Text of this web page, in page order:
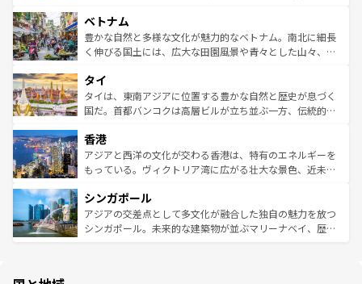
参照してほしい。
容にもいいと評判のスイーツなど、バラエティ豊かな料理
が味わえる。 なお、新着の台湾情報は コンテンツ一覧を参
照してほしい。
き、地方に足を延ばせば四季折々の自然美を楽しむことが
できる。そして、キムチや焼肉、絶品のストリートフード
まで、さまざまな韓国料理が待っている。夜には、韓国な
リティに包まれながら、韓国の多彩な魅力を心ゆくまで味
わってみてほしい。 なお、新着の韓国情報はコンテンツ一
覧を参照してほしい。
ベトナム
豊かな自然と多様な文化が魅力的なベトナム。南北に細長
く伸びる国土には、広大な田園風景や青々とした山々、世
急速な発展と共に伝統が息づく。ハノイの古い町並みやホ
ーチミン市のフランス統治時代の建物も、独特の雰囲気を
醸し出している。また、バラエティの豊かさとおいしさで
とつ。フォーやバインミー、ベトナムコーヒーなどは、ぜ
ひ現地で味わいたい。どの地域を訪れてもあたたかい人々
が旅行者を迎えてくれるので、きっと忘れられない旅にな
参照してほしい。
タイ
タイは、東南アジアに位置する豊かな自然と歴史が息づく
国だ。首都バンコクは高層ビルが立ち並ぶ一方、伝統的な
の活気が交差している。北部ではチェンマイなどの山岳地
帯で自然と触れ合い、南部ではプーケットやクラビの美し
いビーチでリゾート気分を楽しむことができる。タイ料理
激する。気候は一年中温暖で、どの季節にも異なる楽しみ
が待っている。親しみやすいタイの人々、仏教を中心とし
た文化、そして多様な観光資源が、訪れる旅人を魅了し続
香港
アジアと西洋の文化が交わる香港は、特有のエネルギーを
もっている。ヴィクトリア湾に広がる壮大な景色、近未来
み、どこを訪れても感動するはず。観光スポットが密集し
ており、効率よく見どころを回れるのも魅力。息をのむよ
うな絶景から文化的な体験まで、香港を存分に楽しみ尽く
シンガポール
アジアの交差点として多文化が融合した独自の魅力を放つ
シンガポール。未来的な建築物が並ぶマリーナベイ、歴史